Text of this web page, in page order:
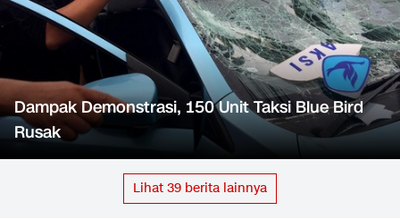
Dampak Demonstrasi, 150 Unit Taksi Blue Bird
Rusak
Lihat 39 berita lainnya